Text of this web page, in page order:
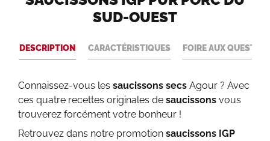
SUD-OUEST
DESCRIPTION CARACTÉRISTIQUES FOIRE AUX
Connaissez-vous les saucissons secs Agour ? Avec
ces quatre recettes originales de saucissons vous
trouverez forcément votre bonheur !
Retrouvez dans notre promotion saucissons IGP